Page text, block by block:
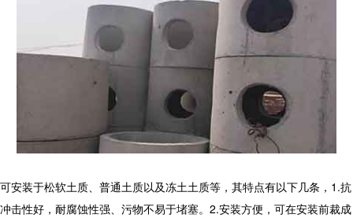
可安装于松软土质、普通土质以及冻土土质等，其特点有以下几条，1.抗
冲击性好，耐腐蚀性强、污物不易于堵塞。2.安装方便，可在安装前裁成